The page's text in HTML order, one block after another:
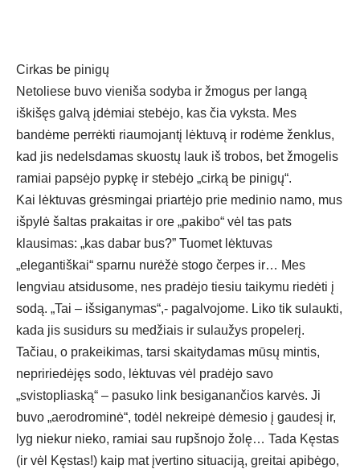
Cirkas be pinigų
Netoliese buvo vieniša sodyba ir žmogus per langą
iškišęs galvą įdėmiai stebėjo, kas čia vyksta. Mes
bandėme perrėkti riaumojantį lėktuvą ir rodėme ženklus,
kad jis nedelsdamas skuostų lauk iš trobos, bet žmogelis
ramiai papsėjo pypkę ir stebėjo „cirką be pinigų“.
Kai lėktuvas grėsmingai priartėjo prie medinio namo, mus
išpylė šaltas prakaitas ir ore „pakibo“ vėl tas pats
klausimas: „kas dabar bus?” Tuomet lėktuvas
„elegantiškai“ sparnu nurėžė stogo čerpes ir… Mes
lengviau atsidusome, nes pradėjo tiesiu taikymu riedėti į
sodą. „Tai – išsiganymas“,- pagalvojome. Liko tik sulaukti,
kada jis susidurs su medžiais ir sulaužys propelerį.
Tačiau, o prakeikimas, tarsi skaitydamas mūsų mintis,
nepririedėjęs sodo, lėktuvas vėl pradėjo savo
„svistopliaską“ – pasuko link besiganančios karvės. Ji
buvo „aerodrominė“, todėl nekreipė dėmesio į gaudesį ir,
lyg niekur nieko, ramiai sau rupšnojo žolę… Tada Kęstas
(ir vėl Kęstas!) kaip mat įvertino situaciją, greitai apibėgo,